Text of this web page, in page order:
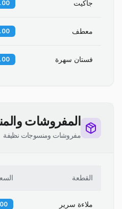
جاكيت QR
معطف QR
فستان سهرة QR
المفروشات
مفروشات ومنسوجات نظيفة
القطعة
ملاءة سرير QR